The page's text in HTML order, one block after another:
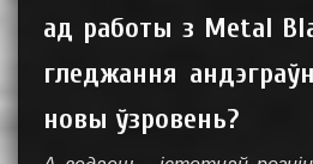
ад работы з Metal
гледжання
новы ўзровень?